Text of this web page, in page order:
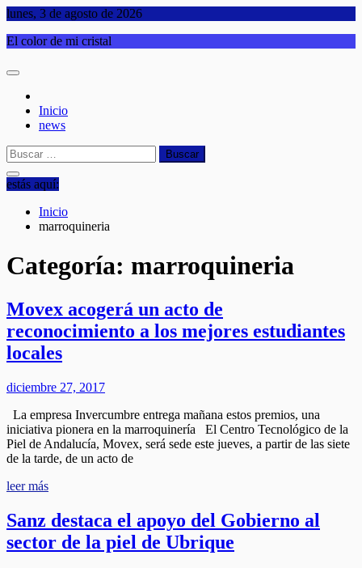
Saltar
contenido
lunes, 3 de agosto de 2026
El color de mi cristal
Inicio
news
Buscar:
estás aquí:
Inicio
marroquineria
Categoría: marroquineria
Movex acogerá un acto de
reconocimiento a los mejores estudiantes
locales
diciembre 27, 2017
La empresa Invercumbre entrega mañana estos premios, una
iniciativa pionera en la marroquinería El Centro Tecnológico de la
Piel de Andalucía, Movex, será sede este jueves, a partir de las siete
de la tarde, de un acto de
leer más
Sanz destaca el apoyo del Gobierno al
sector de la piel de Ubrique